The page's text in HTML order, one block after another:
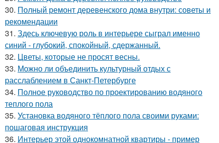
30. Полный ремонт деревенского дома внутри: советы и
рекомендации
31. Здесь ключевую роль в интерьере сыграл именно
синий - глубокий, спокойный, сдержанный.
32. Цветы, которые не просят весны.
33. Можно ли объединить культурный отдых с
расслаблением в Санкт-Петербурге
34. Полное руководство по проектированию водяного
теплого пола
35. Установка водяного тёплого пола своими руками:
пошаговая инструкция
36. Интерьер этой однокомнатной квартиры - пример